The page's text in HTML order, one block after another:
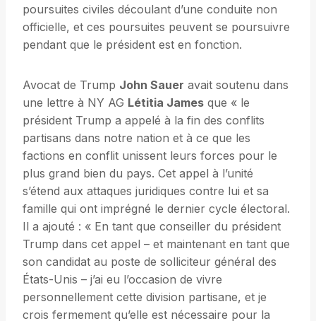
poursuites civiles découlant d’une conduite non
officielle, et ces poursuites peuvent se poursuivre
pendant que le président est en fonction.
Avocat de Trump John Sauer avait soutenu dans
une lettre à NY AG Létitia James que « le
président Trump a appelé à la fin des conflits
partisans dans notre nation et à ce que les
factions en conflit unissent leurs forces pour le
plus grand bien du pays. Cet appel à l’unité
s’étend aux attaques juridiques contre lui et sa
famille qui ont imprégné le dernier cycle électoral.
Il a ajouté : « En tant que conseiller du président
Trump dans cet appel – et maintenant en tant que
son candidat au poste de solliciteur général des
États-Unis – j’ai eu l’occasion de vivre
personnellement cette division partisane, et je
crois fermement qu’elle est nécessaire pour la